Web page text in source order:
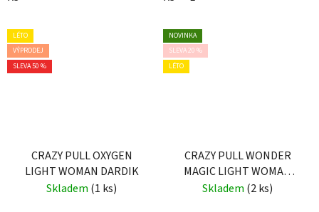
LÉTO
VÝPRODEJ
SLEVA 50 %
CRAZY PULL OXYGEN
LIGHT WOMAN DARDIK
Skladem (1 ks)
NOVINKA
SLEVA 20 %
LÉTO
CRAZY PULL WONDER
MAGIC LIGHT WOMAN
FLOWER
Skladem (2 ks)